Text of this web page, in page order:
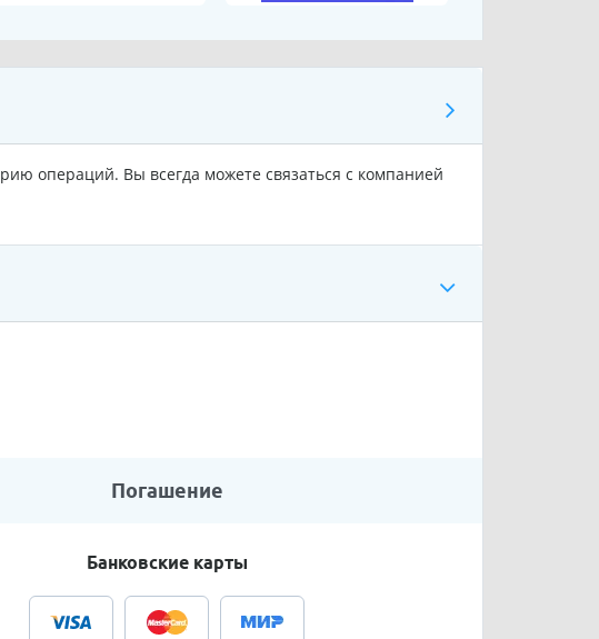
операций. Вы всегда можете связаться с компанией
Погашение
Банковские карты